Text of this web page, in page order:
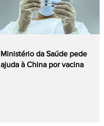
Ministério da Saúde pede
ajuda à China por vacina